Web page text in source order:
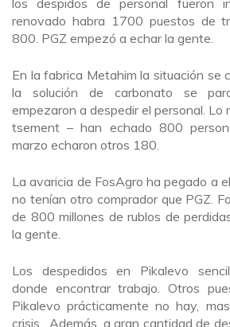
los despidos de personal fueron
renovado habra 1700 puestos de
800. PGZ empezó a echar la gente.
En la fabrica Metahim la situación se
la solución de carbonato se
empezaron a despedir el personal. Lo
tsement – han echado 800
marzo echaron otros 180.
La avaricia de FosAgro ha pegado a
no tenían otro comprador que PGZ.
de 800 millones de rublos de
la gente.
Los despedidos en Pikalevo
donde encontrar trabajo. Otros
Pikalevo prácticamente no hay,
crisis. Además, a gran cantidad de